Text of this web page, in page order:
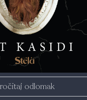
odlomak